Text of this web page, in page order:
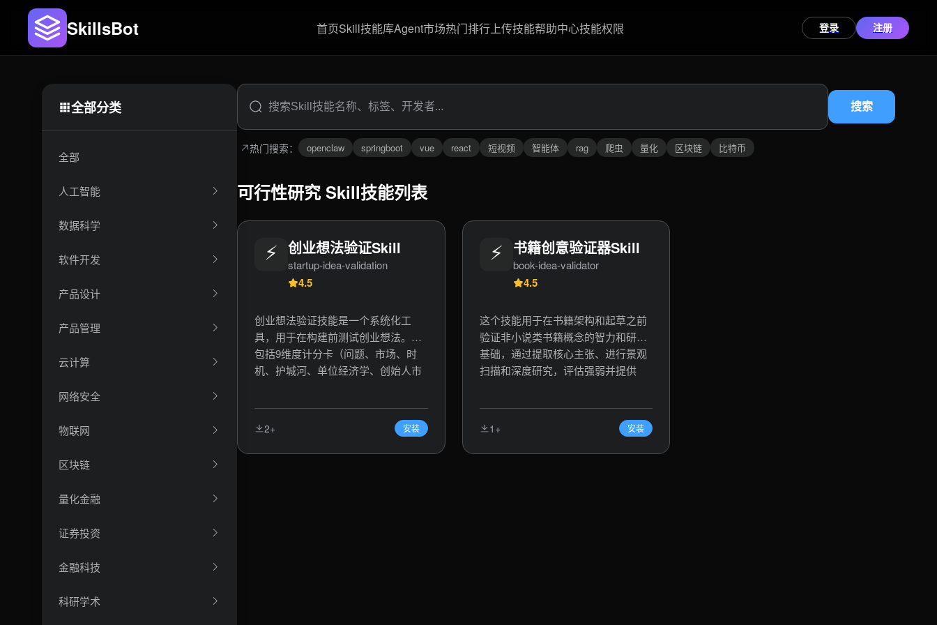
SkillsBot 首页Skill技能库Agent市场热门排行 上传技能帮助中心技能权限 登录 注册
全部分类
全部
人工智能
数据科学
软件开发
产品设计
产品管理
云计算
网络安全
物联网
区块链
量化金融
证券投资
金融科技
科研学术
搜索
热门搜索： openclaw springboot vue react 短视频 智能体 rag 爬虫 量化 区块链 比特币
可行性研究 Skill技能列表
⚡ 创业想法验证Skill
startup-idea-validation
4.5
创业想法验证技能是一个系统化工
具，用于在构建前测试创业想法。它
包括9维度计分卡（问题、市场、时
机、护城河、单位经济学、创始人市
> 礼宾/WoZ -> 付费试点）和最风险
假设优先实验。该技能帮助用户定义
假设、收集证据、评分机会并做出可
2+ 安装
⚡ 书籍创意验证器Skill
book-idea-validator
4.5
这个技能用于在书籍架构和起草之前
验证非小说类书籍概念的智力和研究
基础，通过提取核心主张、进行景观
扫描和深度研究，评估强弱并提供
析、概念评估、智力诚实、可行性研
究。
1+ 安装